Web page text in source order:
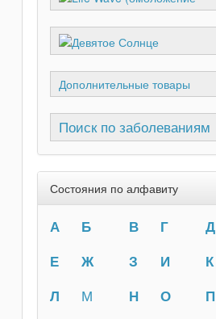
Дополнительные товары
Поиск по заболеваниям
Состояния по алфавиту
А Б В Г
Д
Е
Ж З И
К
Л
М Н О
П